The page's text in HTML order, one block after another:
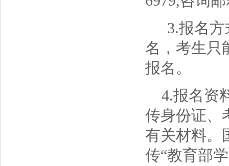
3.报名
名，考生只
报名。
4.报名资
传身份证、
有关材料。
传“教育部